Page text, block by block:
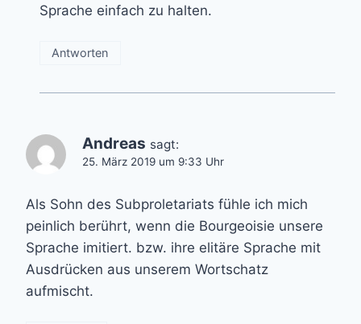
Sprache einfach zu halten.
Antworten
Andreas sagt:
25. März 2019 um 9:33 Uhr
Als Sohn des Subproletariats fühle ich mich
peinlich berührt, wenn die Bourgeoisie unsere
Sprache imitiert. bzw. ihre elitäre Sprache mit
Ausdrücken aus unserem Wortschatz
aufmischt.